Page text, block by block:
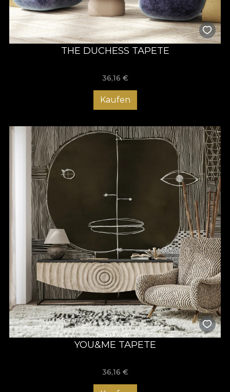
THE DUCHESS TAPETE
36,16 €
Kaufen
YOU&ME TAPETE
36,16 €